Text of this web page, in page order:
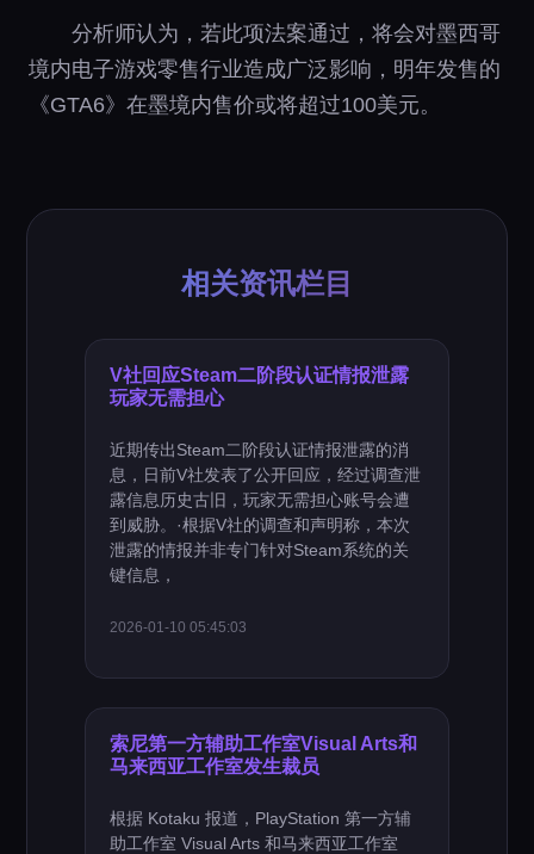
分析师认为，若此项法案通过，将会对墨西哥
境内电子游戏零售行业造成广泛影响，明年发售的
《GTA6》在墨境内售价或将超过100美元。
相关资讯栏目
V社回应Steam二阶段认证情报泄露
玩家无需担心
近期传出Steam二阶段认证情报泄露的消
息，日前V社发表了公开回应，经过调查泄
露信息历史古旧，玩家无需担心账号会遭
到威胁。·根据V社的调查和声明称，本次
泄露的情报并非专门针对Steam系统的关
键信息，
2026-01-10 05:45:03
索尼第一方辅助工作室Visual Arts和
马来西亚工作室发生裁员
根据 Kotaku 报道，PlayStation 第一方辅
助工作室 Visual Arts 和马来西亚工作室